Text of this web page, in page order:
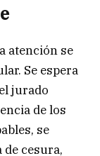
atención se
Se espera
jurado
de los
se
cesura,